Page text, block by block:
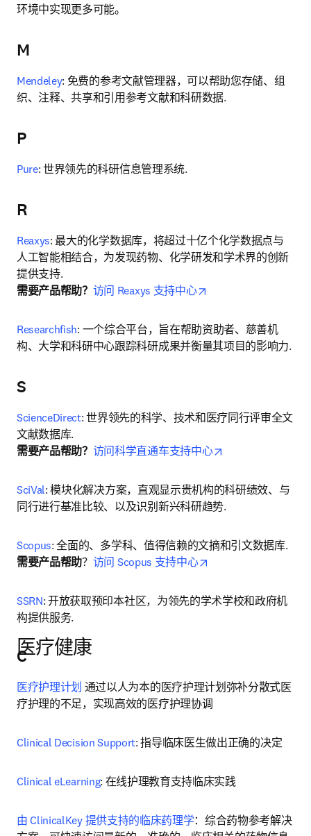
环境中实现更多可能。
M
Mendeley: 免费的参考文献管理器，可以帮助您存储、组
织、注释、共享和引用参考文献和科研数据.
P
Pure: 世界领先的科研信息管理系统.
R
Reaxys: 最大的化学数据库，将超过十亿个化学数据点与
人工智能相结合，为发现药物、化学研发和学术界的创新
需要产品帮助？ 访问 Reaxys 支持中心
Researchfish: 一个综合平台，旨在帮助资助者、慈善机
构、大学和科研中心跟踪科研成果并衡量其项目的影响力.
S
ScienceDirect: 世界领先的科学、技术和医疗同行评审全文
需要产品帮助？ 访问科学直通车支持中心
SciVal: 模块化解决方案，直观显示贵机构的科研绩效、与
同行进行基准比较、以及识别新兴科研趋势.
Scopus
需要产品帮助？ 访问 Scopus 支持中心
SSRN: 开放获取预印本社区，为领先的学术学校和政府机
构提供服务.
医疗健康
C
医疗护理计划 通过以人为本的医疗护理计划弥补分散式医
疗护理的不足，实现高效的医疗护理协调
Clinical Decision Support: 指导临床医生做出正确的决定
Clinical eLearning: 在线护理教育支持临床实践
由 ClinicalKey 提供支持的临床药理学：综合药物参考解决